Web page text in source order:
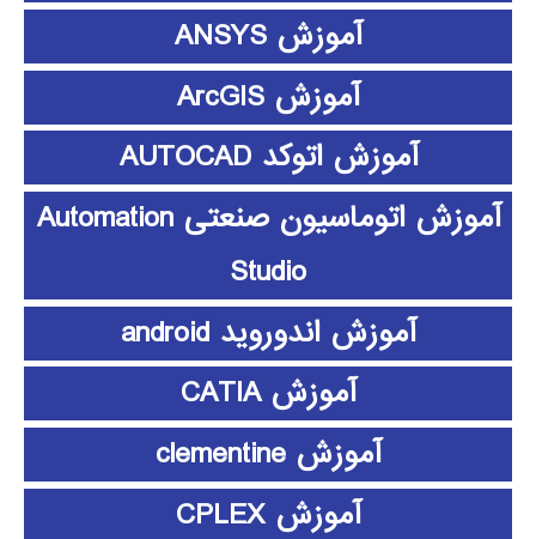
آموزش ANSYS
آموزش ArcGIS
آموزش اتوکد AUTOCAD
آموزش اتوماسیون صنعتی Automation
Studio
آموزش اندوروید android
آموزش CATIA
آموزش clementine
آموزش CPLEX